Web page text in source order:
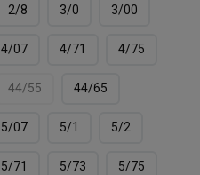
2/8 3/0 3/00
4/07 4/71 4/75
44/55 44/65
5/07 5/1 5/2
5/71 5/73 5/75